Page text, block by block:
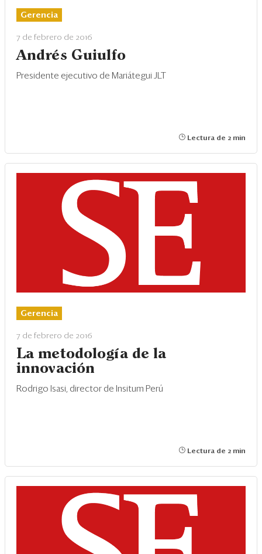
Gerencia
7 de febrero de 2016
Andrés Guiulfo
Presidente ejecutivo de Mariátegui JLT
Lectura de 2 min
Gerencia
7 de febrero de 2016
La metodología de la
innovación
Rodrigo Isasi, director de Insitum Perú
Lectura de 2 min